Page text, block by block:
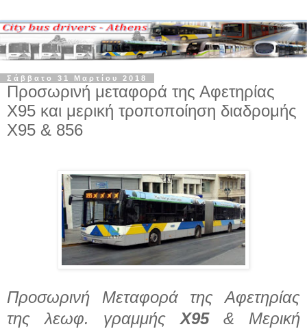
Σάββατο 31 Μαρτίου 2018
Προσωρινή μεταφορά της Αφετηρίας
Χ95 και μερική τροποποίηση διαδρομής
Χ95 & 856
Προσωρινή Μεταφορά της Αφετηρίας
της λεωφ. γραμμής Χ95& Μερική